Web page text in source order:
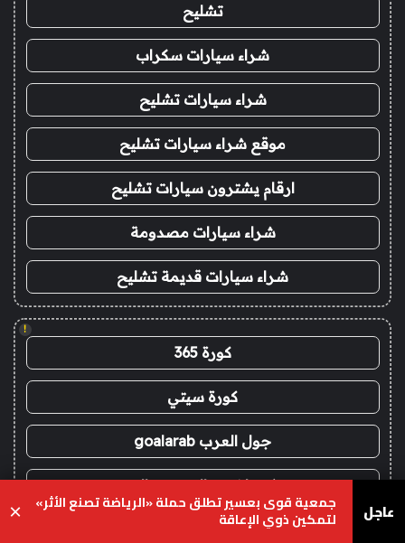
تشليح
شراء سيارات سكراب
شراء سيارات تشليح
موقع شراء سيارات تشليح
ارقام يشترون سيارات تشليح
شراء سيارات مصدومة
شراء سيارات قديمة تشليح
!
كورة 365
كورة سيتي
جول العرب goalarab
بث مباشر ريال مدريد اليوم
يلا لايف
عاجل جمعية قوى بعسير تطلق حملة «الرياضة تصنع الأثر»
لتمكين ذوي الإعاقة ×